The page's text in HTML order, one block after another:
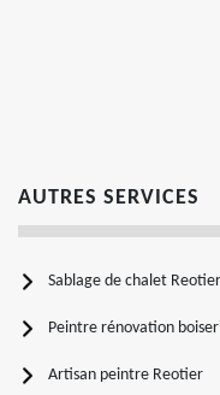
AUTRES SERVICES
Sablage de chalet Reotier
Peintre rénovation
Artisan peintre Reotier